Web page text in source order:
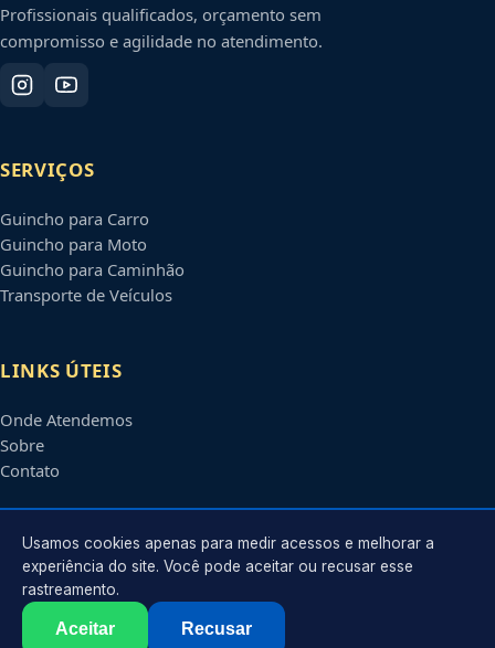
Profissionais qualificados, orçamento sem
compromisso e agilidade no atendimento.
SERVIÇOS
Guincho para Carro
Guincho para Moto
Guincho para Caminhão
Transporte de Veículos
LINKS ÚTEIS
Onde Atendemos
Sobre
Contato
CONTATO
Atendimento em
contato@guinchosblumenau.com.br
Usamos cookies apenas para medir acessos e melhorar a
experiência do site. Você pode aceitar ou recusar esse
rastreamento.
Aceitar Recusar